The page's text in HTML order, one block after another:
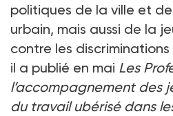
politiques de la ville et
urbain, mais aussi de la
contre les
il a publié en mai Les
l’accompagnement des
du travail ubérisé dans